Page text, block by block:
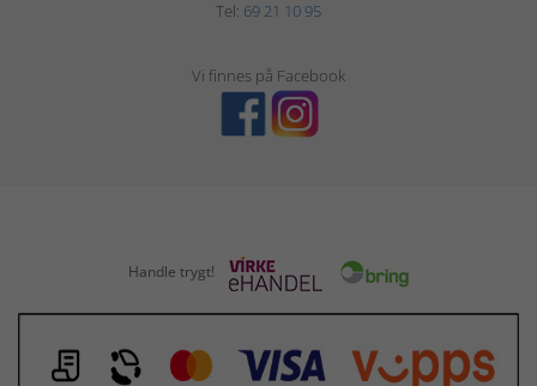
Tel: 69 21 10 95
Vi finnes på Facebook
Handle trygt!